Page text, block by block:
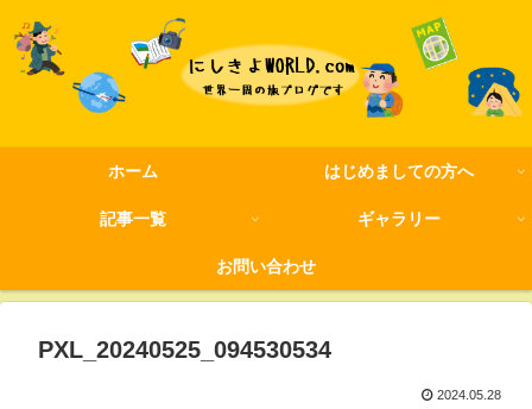
ホーム はじめましての方へ
記事一覧 ギャラリー
お問い合わせ
PXL_20240525_094530534
2024.05.28